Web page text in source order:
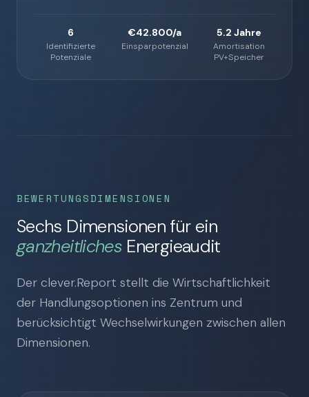
6
Identifizierte
Potenziale
€42.800/a
Einsparpotenzial
5.2 Jahre
Amortisation
PV+Speicher
BEWERTUNGSDIMENSIONEN
Sechs Dimensionen für ein
ganzheitliches Energieaudit
Der clever.Report stellt die Wirtschaftlichkeit
der Handlungsoptionen ins Zentrum und
berücksichtigt Wechselwirkungen zwischen allen
Dimensionen.